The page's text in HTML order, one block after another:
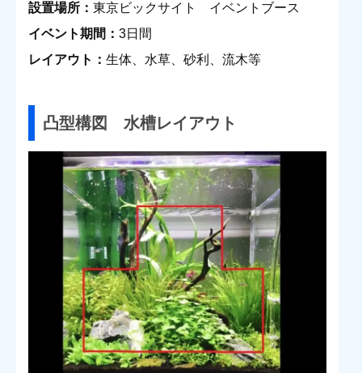
設置場所： 東京ビックサイト イベントブース
イベント期間： 3日間
レイアウト： 生体、水草、砂利、流木等
凸型構図 水槽レイアウト